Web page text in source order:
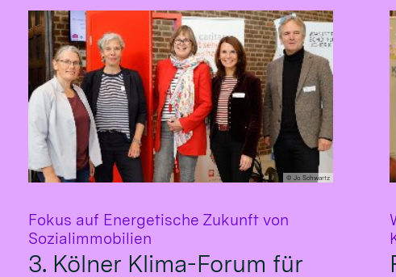
© Jo Schwartz
Fokus auf Energetische Zukunft von
Sozialimmobilien
3. Kölner Klima-Forum für